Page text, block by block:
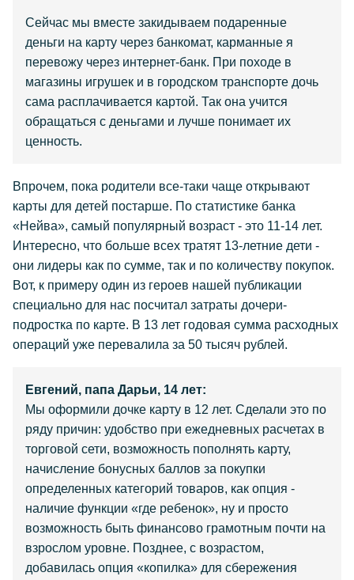
Сейчас мы вместе закидываем подаренные
деньги на карту через банкомат, карманные я
перевожу через интернет-банк. При походе в
магазины игрушек и в городском транспорте дочь
сама расплачивается картой. Так она учится
обращаться с деньгами и лучше понимает их
ценность.
Впрочем, пока родители все-таки чаще открывают
карты для детей постарше. По статистике банка
«Нейва», самый популярный возраст - это 11-14 лет.
Интересно, что больше всех тратят 13-летние дети -
они лидеры как по сумме, так и по количеству покупок.
Вот, к примеру один из героев нашей публикации
специально для нас посчитал затраты дочери-
подростка по карте. В 13 лет годовая сумма расходных
операций уже перевалила за 50 тысяч рублей.
Евгений, папа Дарьи, 14 лет:
Мы оформили дочке карту в 12 лет. Сделали это по
ряду причин: удобство при ежедневных расчетах в
торговой сети, возможность пополнять карту,
начисление бонусных баллов за покупки
определенных категорий товаров, как опция -
наличие функции «где ребенок», ну и просто
возможность быть финансово грамотным почти на
взрослом уровне. Позднее, с возрастом,
добавилась опция «копилка» для сбережения